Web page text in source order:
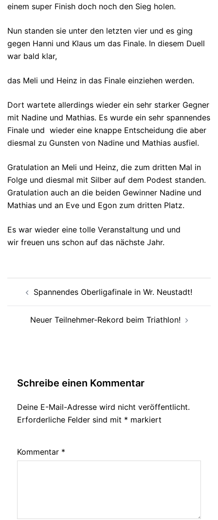
einem super Finish doch noch den Sieg holen.
Nun standen sie unter den letzten vier und es ging
gegen Hanni und Klaus um das Finale. In diesem Duell
war bald klar,
das Meli und Heinz in das Finale einziehen werden.
Dort wartete allerdings wieder ein sehr starker Gegner
mit Nadine und Mathias. Es wurde ein sehr spannendes
Finale und wieder eine knappe Entscheidung die aber
diesmal zu Gunsten von Nadine und Mathias ausfiel.
Gratulation an Meli und Heinz, die zum dritten Mal in
Folge und diesmal mit Silber auf dem Podest standen.
Gratulation auch an die beiden Gewinner Nadine und
Mathias und an Eve und Egon zum dritten Platz.
Es war wieder eine tolle Veranstaltung und und
wir freuen uns schon auf das nächste Jahr.
Spannendes Oberligafinale in Wr. Neustadt!
Neuer Teilnehmer-Rekord beim Triathlon!
Schreibe einen Kommentar
Deine E-Mail-Adresse wird nicht veröffentlicht.
Erforderliche Felder sind mit * markiert
Kommentar *